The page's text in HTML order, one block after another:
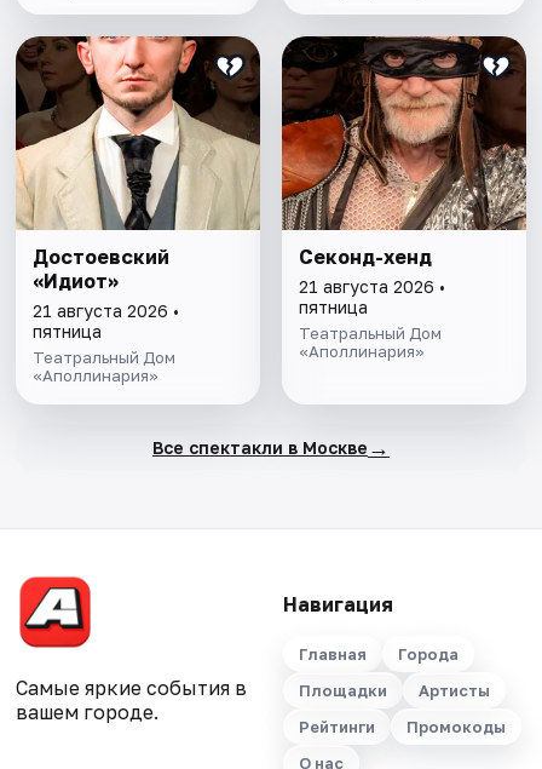
Достоевский
«Идиот»
21 августа 2026 •
пятница
Театральный Дом
«Аполлинария»
Секонд-хенд
21 августа 2026 •
пятница
Театральный Дом
«Аполлинария»
Все спектакли в Москве →
Самые яркие события в
вашем городе.
Навигация
Главная
Города
Площадки
Артисты
Рейтинги
Промокоды
О нас